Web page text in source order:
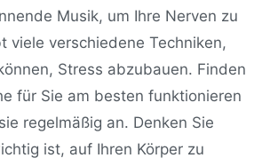
Musik, um Ihre Nerven zu
viele verschiedene Techniken,
Stress abzubauen. Finden
für Sie am besten funktionieren
regelmäßig an. Denken Sie
ist, auf Ihren Körper zu